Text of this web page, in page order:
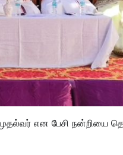
என பேசி நன்றியை